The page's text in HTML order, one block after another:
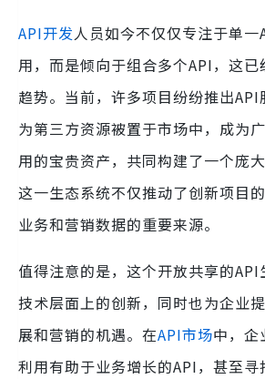
API开发人员如今不仅仅专注于单
用，而是倾向于组合多个API，这
趋势。当前，许多项目纷纷推出
为第三方资源被置于市场中，成为
用的宝贵资产，共同构建了一个庞
这一生态系统不仅推动了创新项目
业务和营销数据的重要来源。
值得注意的是，这个开放共享的
技术层面上的创新，同时也为企业
展和营销的机遇。在API市场中，企
利用有助于业务增长的API，甚至寻